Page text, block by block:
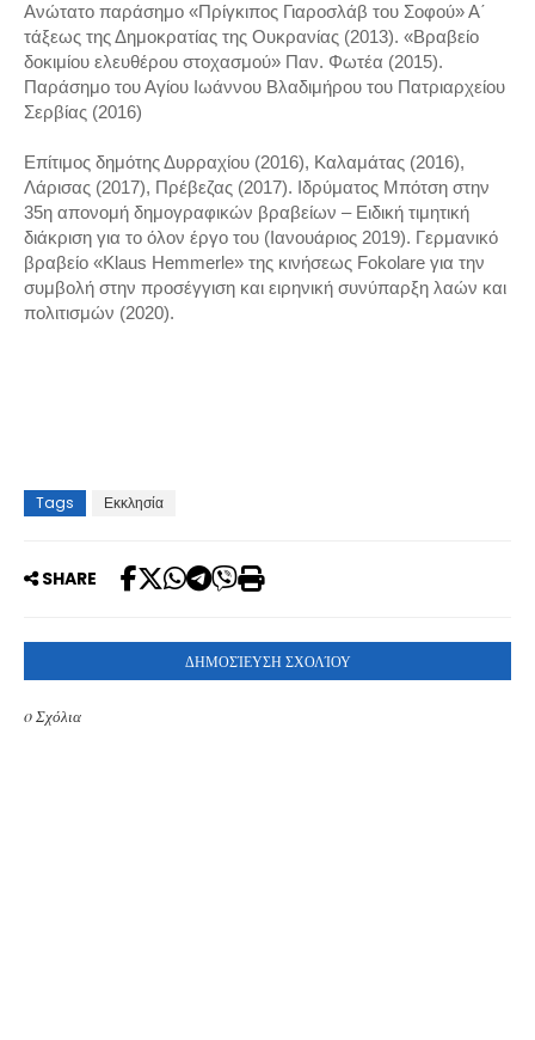
Ανώτατο παράσημο «Πρίγκιπος Γιαροσλάβ του Σοφού» Α΄
τάξεως της Δημοκρατίας της Ουκρανίας (2013). «Βραβείο
δοκιμίου ελευθέρου στοχασμού» Παν. Φωτέα (2015).
Παράσημο του Αγίου Ιωάννου Βλαδιμήρου του Πατριαρχείου
Σερβίας (2016)
Επίτιμος δημότης Δυρραχίου (2016), Καλαμάτας (2016),
Λάρισας (2017), Πρέβεζας (2017). Ιδρύματος Μπότση στην
35η απονομή δημογραφικών βραβείων – Ειδική τιμητική
διάκριση για το όλον έργο του (Ιανουάριος 2019). Γερμανικό
βραβείο «Klaus Hemmerle» της κινήσεως Fokolare για την
συμβολή στην προσέγγιση και ειρηνική συνύπαρξη λαών και
πολιτισμών (2020). ‎
Tags Εκκλησία
SHARE
ΔΗΜΟΣΊΕΥΣΗ ΣΧΟΛΊΟΥ
0 Σχόλια